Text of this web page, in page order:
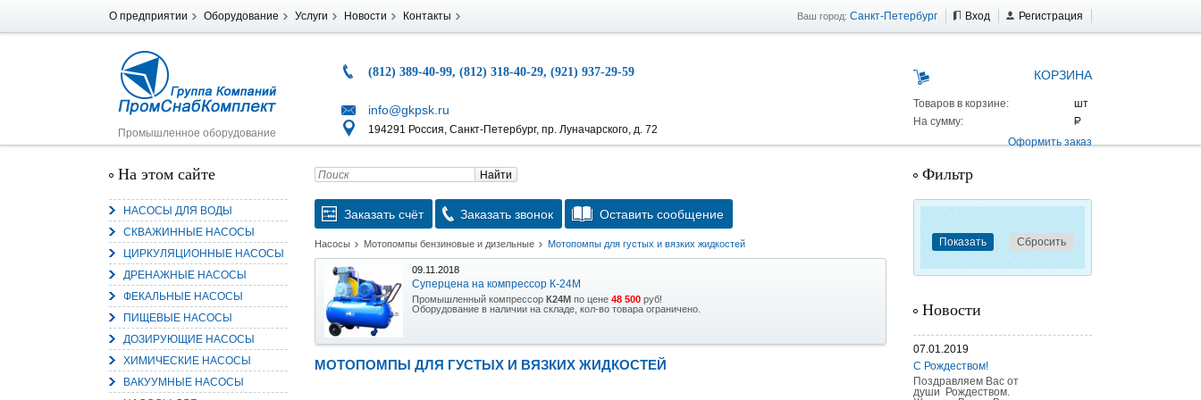
О предприятии Оборудование Услуги Новости Контакты Ваш город: Санкт-Петербург Вход Регистрация
Промышленное оборудование
(812) 389-40-99, (812) 318-40-29, (921) 937-29-59
info@gkpsk.ru
194291 Россия, Санкт-Петербург, пр. Луначарского, д. 72
КОРЗИНА
Товаров в корзине:
На сумму:
Оформить заказ
На этом сайте
НАСОСЫ ДЛЯ ВОДЫ
СКВАЖИННЫЕ НАСОСЫ
ЦИРКУЛЯЦИОННЫЕ НАСОСЫ
ДРЕНАЖНЫЕ НАСОСЫ
ФЕКАЛЬНЫЕ НАСОСЫ
ПИЩЕВЫЕ НАСОСЫ
ДОЗИРУЮЩИЕ НАСОСЫ
ХИМИЧЕСКИЕ НАСОСЫ
ВАКУУМНЫЕ НАСОСЫ
Найти
Заказать счёт Заказать звонок Оставить сообщение
Насосы Мотопомпы бензиновые и дизельные Мотопомпы для густых и вязких жидкостей
09.11.2018
Суперцена на компрессор К-24М
Промышленный компрессор К24М по цене 48 500 руб!
Оборудование в наличии на складе, кол-во товара ограничено.
15.10.2018
Уникальная возможность приобрести (в наличии на складе) тележку гидравлическую AS 25 г/п
МОТОПОМПЫ ДЛЯ ГУСТЫХ И ВЯЗКИХ ЖИДКОСТЕЙ
Фильтр
Новости
07.01.2019
С Рождеством!
Поздравляем Вас от
души Рождеством.